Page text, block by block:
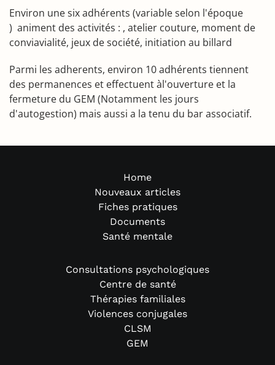
Environ une six adhérents (variable selon l'époque
) animent des activités : , atelier couture, moment de
conviavialité, jeux de société, initiation au billard
Parmi les adherents, environ 10 adhérents tiennent
des permanences et effectuent àl'ouverture et la
fermeture du GEM (Notamment les jours
d'autogestion) mais aussi a la tenu du bar associatif.
Home
Nouveaux articles
Fiches pratiques
Documents
Santé mentale
Consultations psychologiques
Centre de santé
Thérapies familiales
Violences conjugales
CLSM
GEM